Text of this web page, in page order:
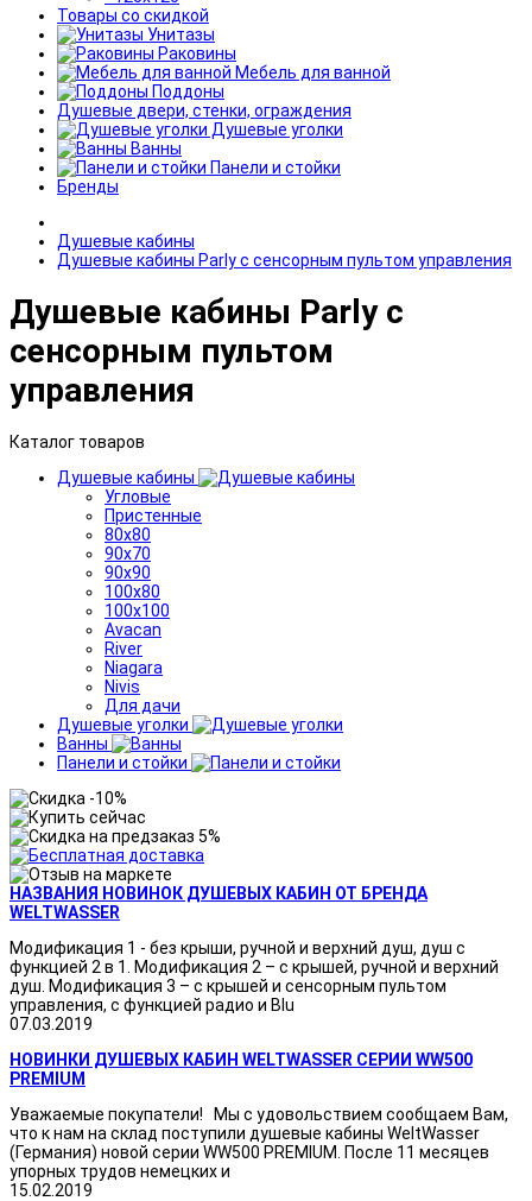
Товары со скидкой
Унитазы
Раковины
Мебель для ванной
Поддоны
Душевые двери, стенки, ограждения
Душевые уголки
Ванны
Панели и стойки
Бренды
Душевые кабины
Душевые кабины Parly с сенсорным пультом управления
Душевые кабины Parly с
сенсорным пультом
управления
Каталог товаров
Душевые кабины
Угловые
Пристенные
80x80
90x70
90x90
100x80
100x100
Avacan
River
Niagara
Nivis
Для дачи
Душевые уголки
Ванны
Панели и стойки
НАЗВАНИЯ НОВИНОК ДУШЕВЫХ КАБИН ОТ БРЕНДА
WELTWASSER
Модификация 1 - без крыши, ручной и верхний душ, душ с
функцией 2 в 1. Модификация 2 – с крышей, ручной и верхний
душ. Модификация 3 – с крышей и сенсорным пультом
управления, с функцией радио и Blu
07.03.2019
НОВИНКИ ДУШЕВЫХ КАБИН WELTWASSER СЕРИИ WW500
PREMIUM
Уважаемые покупатели! Мы с удовольствием сообщаем Вам,
что к нам на склад поступили душевые кабины WeltWasser
(Германия) новой серии WW500 PREMIUM. После 11 месяцев
упорных трудов немецких и
15.02.2019